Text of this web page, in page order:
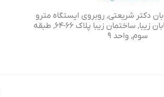
دکتر شریعتی, روبروی ایستگاه مترو
شریعتی, نبش خیابان زیبا, ساختمان زیبا پلاک ۶۶-۶۴, طبقه
سوم, واحد ۹